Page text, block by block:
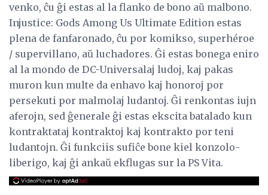
venko, ĉu ĝi estas al la flanko de bono aŭ malbono.
Injustice: Gods Among Us Ultimate Edition estas
plena de fanfaronado, ĉu por komikso, superhéroe
/ supervillano, aŭ luchadores. Ĝi estas bonega eniro
al la mondo de DC-Universalaj ludoj, kaj pakas
muron kun multe da enhavo kaj honoroj por
persekuti por malmolaj ludantoj. Ĝi renkontas iujn
aferojn, sed ĝenerale ĝi estas ekscita batalado kun
kontraktataj kontraktoj kaj kontrakto por teni
ludantojn. Ĝi funkciis sufiĉe bone kiel konzolo-
liberigo, kaj ĝi ankaŭ ekflugas sur la PS Vita.